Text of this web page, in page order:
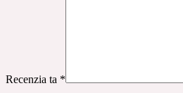
Recenzia ta *